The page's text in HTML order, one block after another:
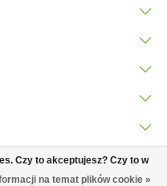
Czy to akceptujesz? Czy to w
na temat plików cookie »